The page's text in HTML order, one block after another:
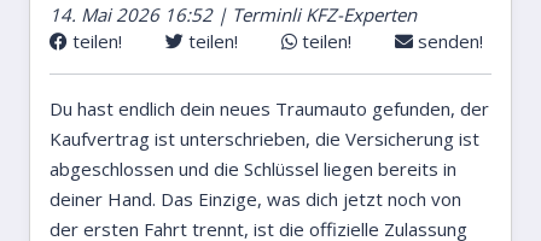
14. Mai 2026 16:52 | Terminli KFZ-Experten
teilen!
teilen! teilen! senden!
Du hast endlich dein neues Traumauto gefunden, der
Kaufvertrag ist unterschrieben, die Versicherung ist
abgeschlossen und die Schlüssel liegen bereits in
deiner Hand. Das Einzige, was dich jetzt noch von
der ersten Fahrt trennt, ist die offizielle Zulassung